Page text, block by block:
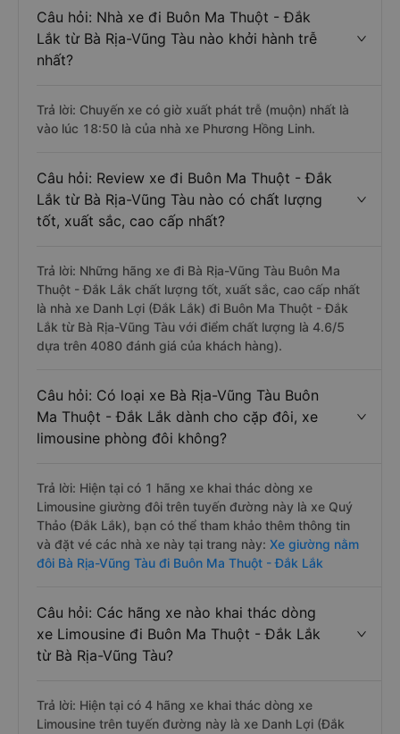
Câu hỏi: Nhà xe đi Buôn Ma Thuột - Đắk
Lắk từ Bà Rịa-Vũng Tàu nào khởi hành trễ
nhất?
Trả lời: Chuyến xe có giờ xuất phát trễ (muộn) nhất là
vào lúc 18:50 là của nhà xe Phương Hồng Linh.
Câu hỏi: Review xe đi Buôn Ma Thuột - Đắk
Lắk từ Bà Rịa-Vũng Tàu nào có chất lượng
tốt, xuất sắc, cao cấp nhất?
Trả lời: Những hãng xe đi Bà Rịa-Vũng Tàu Buôn Ma
Thuột - Đắk Lắk chất lượng tốt, xuất sắc, cao cấp nhất
là nhà xe Danh Lợi (Đắk Lắk) đi Buôn Ma Thuột - Đắk
Lắk từ Bà Rịa-Vũng Tàu với điểm chất lượng là 4.6/5
dựa trên 4080 đánh giá của khách hàng).
Câu hỏi: Có loại xe Bà Rịa-Vũng Tàu Buôn
Ma Thuột - Đắk Lắk dành cho cặp đôi, xe
limousine phòng đôi không?
Trả lời: Hiện tại có 1 hãng xe khai thác dòng xe
Limousine giường đôi trên tuyến đường này là xe Quý
Thảo (Đắk Lắk), bạn có thể tham khảo thêm thông tin
và đặt vé các nhà xe này tại trang này: Xe giường nằm
đôi Bà Rịa-Vũng Tàu đi Buôn Ma Thuột - Đắk Lắk
Câu hỏi: Các hãng xe nào khai thác dòng
xe Limousine đi Buôn Ma Thuột - Đắk Lắk
từ Bà Rịa-Vũng Tàu?
Trả lời: Hiện tại có 4 hãng xe khai thác dòng xe
Limousine trên tuyến đường này là xe Danh Lợi (Đắk